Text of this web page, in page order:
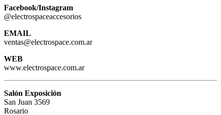
Facebook/Instagram
@electrospaceaccesorios
EMAIL
ventas@electrospace.com.ar
WEB
www.electrospace.com.ar
Salón Exposición
San Juan 3569
Rosario